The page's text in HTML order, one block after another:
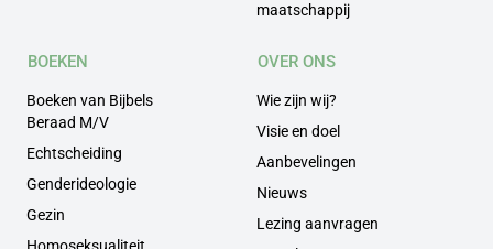
maatschappij
BOEKEN
Boeken van Bijbels
Beraad M/V
Echtscheiding
Genderideologie
Gezin
OVER ONS
Wie zijn wij?
Visie en doel
Aanbevelingen
Nieuws
Lezing aanvragen